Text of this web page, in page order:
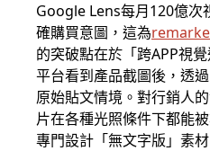
Google Lens每月120億次
確購買意圖，這為
的突破點在於「跨APP視
平台看到產品截圖後，透
原始貼文情境。對行銷人
片在各種光照條件下都能
專門設計「無文字版」素